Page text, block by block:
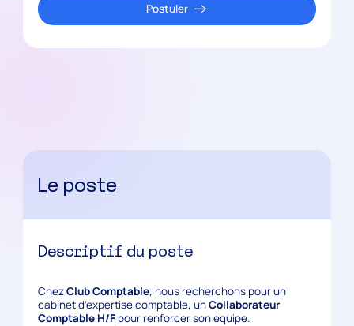
Postuler
Le poste
Descriptif du poste
ChezClub Comptable, nous recherchons pour un
cabinet d’expertise comptable, unCollaborateur
Comptable H/F pour renforcer son équipe.